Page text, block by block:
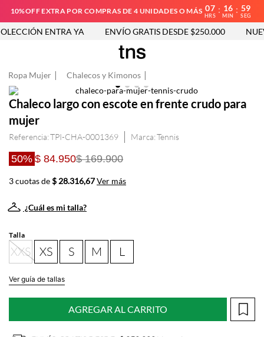
10%OFF EXTRA POR COMPRAS DE 4 UNIDADES O MÁS 07
HRS
: 16
MIN
: 59
SEG
ENTRA YA ENVÍO GRATIS DESDE $250.000
Ropa Mujer Chalecos y Kimonos
Chaleco largo con escote en frente crudo para
mujer
Referencia:TPI-CHA-0001369 Tennis
50% $ 84.950$ 169.900
3 cuotas de$ 28.316,67Ver más
¿Cuál es mi talla?
Talla
XXS XS S M L
Ver guía de tallas
AGREGAR AL CARRITO